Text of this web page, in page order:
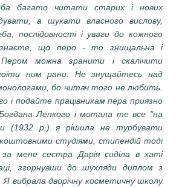
багато читати старих і нових
а шукати власного вислову,
послідовності і уваги до кожного
що перо - то знищальна і
Пером можна зранити і скалічити
ним рани. Не знущайтесь над
бо читач того не любить.
і подайте працівникам пера приязно
Лепкого і мотала те все "на
(1932 р.) я рішила не турбувати
студіями, стипендій тоді
мене сестра Дарія сиділа в хаті
згорнувши до шухляди диплом з
Я вибрала дворічну косметичну школу